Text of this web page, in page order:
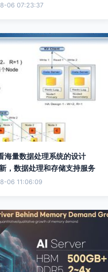
06 07:23:37
海量数据处理系统的设计
，数据处理和存储支持服务
06 11:06:09